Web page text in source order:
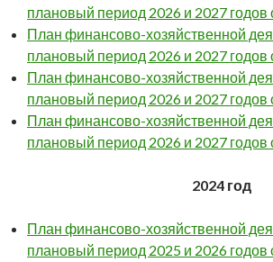
плановый период 2026 и 2027 годов
План финансово-хозяйственной
плановый период 2026 и 2027 годов
План финансово-хозяйственной
плановый период 2026 и 2027 годов
План финансово-хозяйственной
плановый период 2026 и 2027 годов
2024 год
План финансово-хозяйственной
плановый период 2025 и 2026 годов